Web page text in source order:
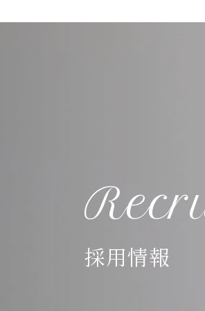
採用情報